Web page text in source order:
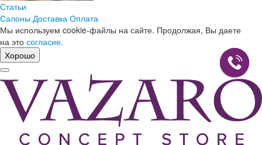
Статьи
Салоны Доставка Оплата
Мы используем cookie-файлы на сайте. Продолжая, Вы даете
на это согласие.
Хорошо